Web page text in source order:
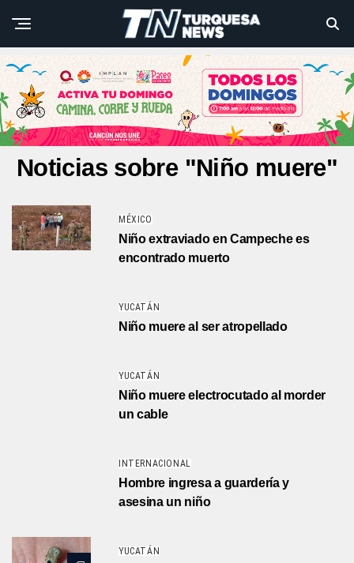
Noticias sobre "Niño muere"
MÉXICO
Niño extraviado en Campeche es
encontrado muerto
YUCATÁN
Niño muere al ser atropellado
YUCATÁN
Niño muere electrocutado al morder
un cable
INTERNACIONAL
Hombre ingresa a guardería y
asesina un niño
YUCATÁN